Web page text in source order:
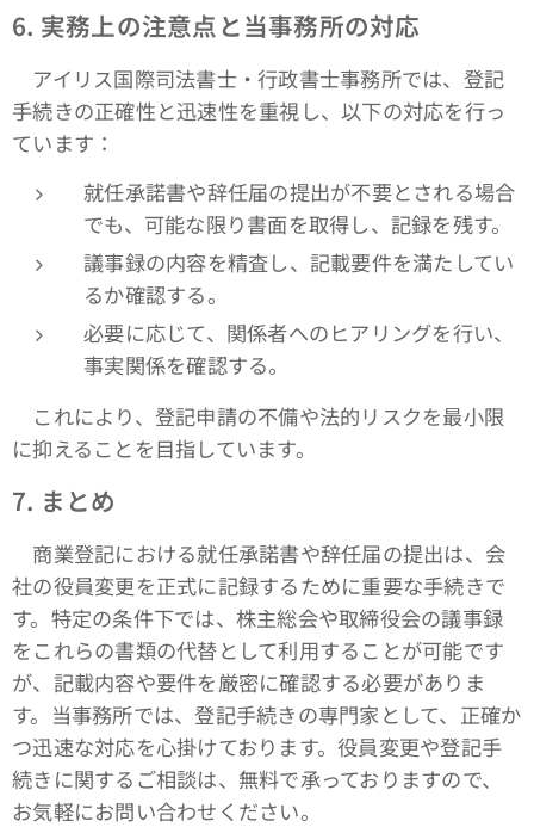
6. 実務上の注意点と当事務所の対応
アイリス国際司法書士・行政書士事務所では、登記
手続きの正確性と迅速性を重視し、以下の対応を行っ
ています：
就任承諾書や辞任届の提出が不要とされる場合
でも、可能な限り書面を取得し、記録を残す。
議事録の内容を精査し、記載要件を満たしてい
るか確認する。
必要に応じて、関係者へのヒアリングを行い、
事実関係を確認する。
これにより、登記申請の不備や法的リスクを最小限
に抑えることを目指しています。
7. まとめ
商業登記における就任承諾書や辞任届の提出は、会
社の役員変更を正式に記録するために重要な手続きで
す。特定の条件下では、株主総会や取締役会の議事録
をこれらの書類の代替として利用することが可能です
が、記載内容や要件を厳密に確認する必要がありま
す。当事務所では、登記手続きの専門家として、正確か
つ迅速な対応を心掛けております。役員変更や登記手
続きに関するご相談は、無料で承っておりますので、
お気軽にお問い合わせください。